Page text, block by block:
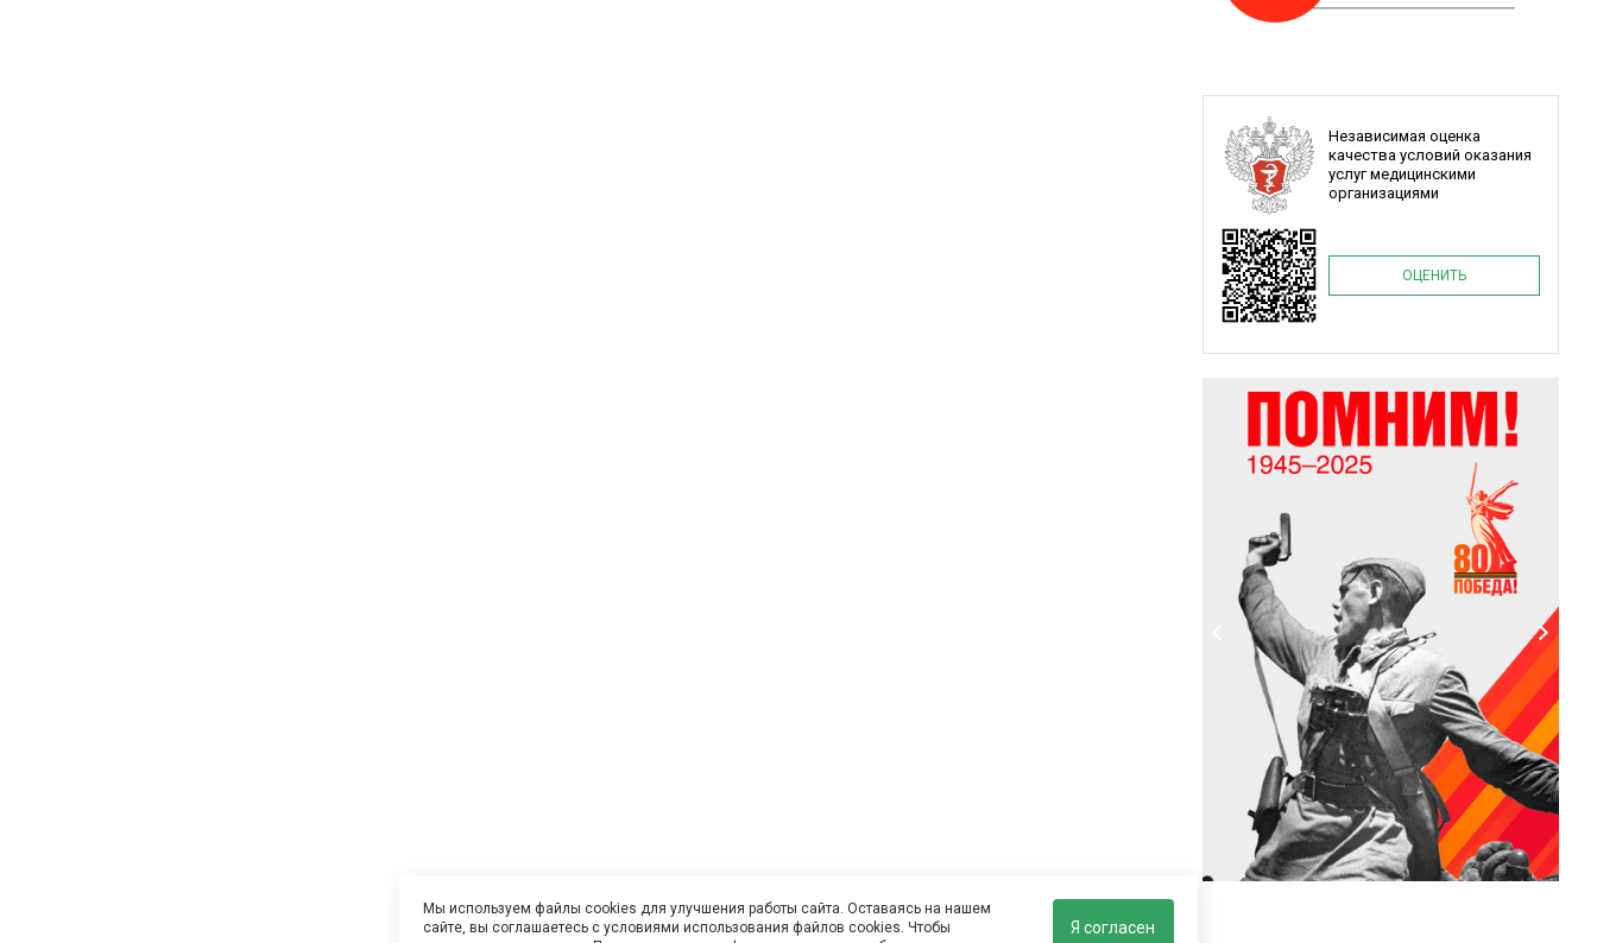
Независимая оценка
качества условий оказания
услуг медицинскими
организациями
ОЦЕНИТЬ
Мы используем файлы cookies для улучшения работы сайта. Оставаясь на нашем
сайте, вы соглашаетесь с условиями использования файлов cookies. Чтобы
Я согласен